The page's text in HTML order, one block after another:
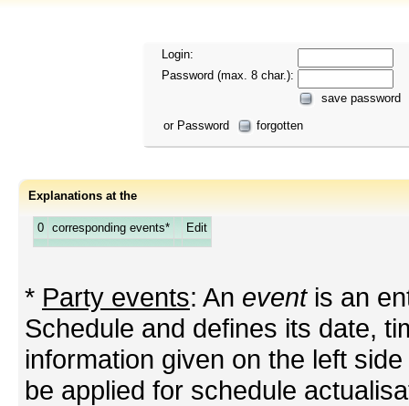
Login:
Password (max. 8 char.):
save password
or Password
forgotten
Explanations at the
0 corresponding events* Edit
* Party events: An eventis an
Schedule and defines its date,
information given on the left
be applied for schedule